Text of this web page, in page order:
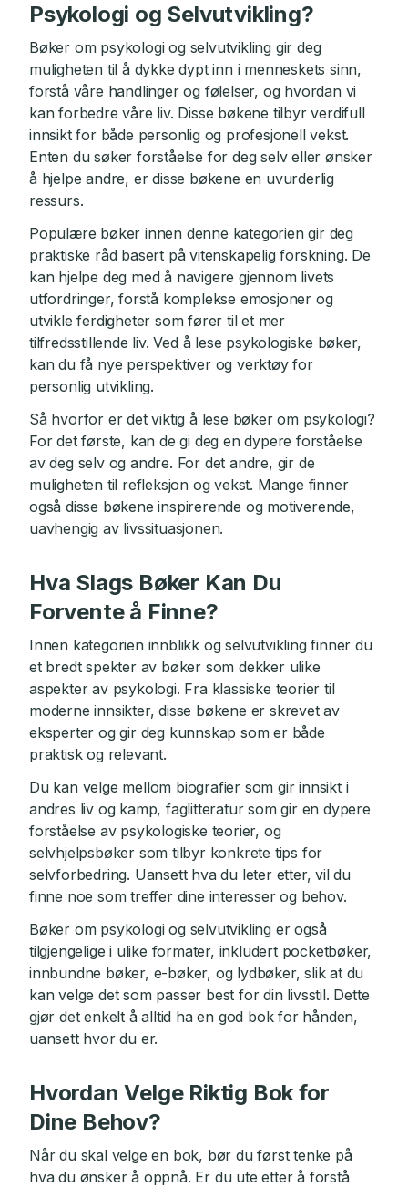
Psykologi og Selvutvikling?
Bøker om psykologi og selvutvikling gir deg
muligheten til å dykke dypt inn i menneskets sinn,
forstå våre handlinger og følelser, og hvordan vi
kan forbedre våre liv. Disse bøkene tilbyr verdifull
innsikt for både personlig og profesjonell vekst.
Enten du søker forståelse for deg selv eller ønsker
å hjelpe andre, er disse bøkene en uvurderlig
ressurs.
Populære bøker innen denne kategorien gir deg
praktiske råd basert på vitenskapelig forskning. De
kan hjelpe deg med å navigere gjennom livets
utfordringer, forstå komplekse emosjoner og
utvikle ferdigheter som fører til et mer
tilfredsstillende liv. Ved å lese psykologiske bøker,
kan du få nye perspektiver og verktøy for
personlig utvikling.
Så hvorfor er det viktig å lese bøker om psykologi?
For det første, kan de gi deg en dypere forståelse
av deg selv og andre. For det andre, gir de
muligheten til refleksjon og vekst. Mange finner
også disse bøkene inspirerende og motiverende,
uavhengig av livssituasjonen.
Hva Slags Bøker Kan Du
Forvente å Finne?
Innen kategorien innblikk og selvutvikling finner du
et bredt spekter av bøker som dekker ulike
aspekter av psykologi. Fra klassiske teorier til
moderne innsikter, disse bøkene er skrevet av
eksperter og gir deg kunnskap som er både
praktisk og relevant.
Du kan velge mellom biografier som gir innsikt i
andres liv og kamp, faglitteratur som gir en dypere
forståelse av psykologiske teorier, og
selvhjelpsbøker som tilbyr konkrete tips for
selvforbedring. Uansett hva du leter etter, vil du
finne noe som treffer dine interesser og behov.
Bøker om psykologi og selvutvikling er også
tilgjengelige i ulike formater, inkludert pocketbøker,
innbundne bøker, e-bøker, og lydbøker, slik at du
kan velge det som passer best for din livsstil. Dette
gjør det enkelt å alltid ha en god bok for hånden,
uansett hvor du er.
Hvordan Velge Riktig Bok for
Dine Behov?
Når du skal velge en bok, bør du først tenke på
hva du ønsker å oppnå. Er du ute etter å forstå